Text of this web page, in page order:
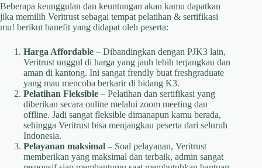
Beberapa keunggulan dan keuntungan akan kamu dapatkan
jika memilih Veritrust sebagai tempat pelatihan & sertifikasi
mu! berikut banefit yang didapat oleh peserta:
Harga Affordable – Dibandingkan dengan PJK3 lain,
Veritrust unggul di harga yang jauh lebih terjangkau dan
aman di kantong. Ini sangat frendly buat freshgraduate
yang mau mencoba berkarir di bidang K3.
Pelatihan Fleksible – Pelatihan dan sertifikasi yang
diberikan secara online melalui zoom meeting dan
offline. Jadi sangat fleksible dimanapun kamu berada,
sehingga Veritrust bisa menjangkau peserta dari seluruh
Indonesia.
Pelayanan maksimal – Soal pelayanan, Veritrust
memberikan yang maksimal dan terbaik, admin sangat